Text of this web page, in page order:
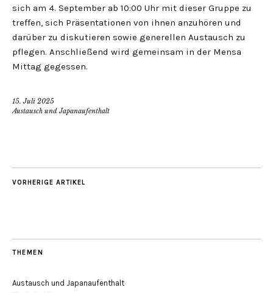
sich am 4. September ab 10:00 Uhr mit dieser Gruppe zu
treffen, sich Präsentationen von ihnen anzuhören und
darüber zu diskutieren sowie generellen Austausch zu
pflegen. Anschließend wird gemeinsam in der Mensa
Mittag gegessen.
15. Juli 2025
Austausch und Japanaufenthalt
VORHERIGE ARTIKEL
THEMEN
Austausch und Japanaufenthalt